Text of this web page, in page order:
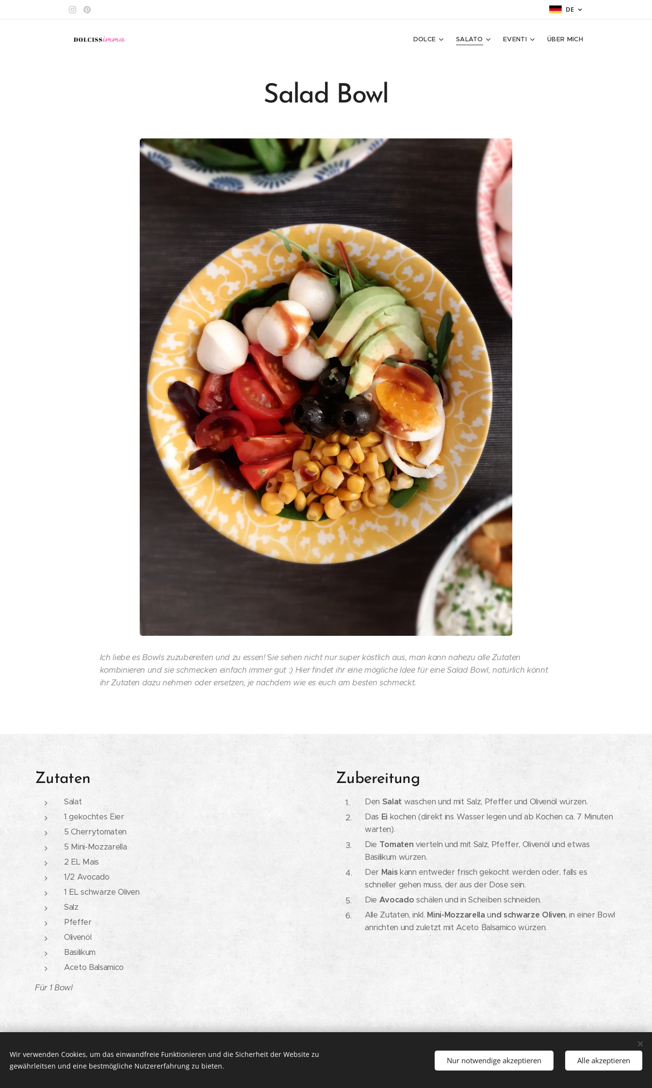
DE
DOLCE SALATO EVENTI ÜBER MICH
Salad Bowl
Ich liebe es Bowls zuzubereiten und zu essen! Sie sehen nicht nur super köstlich aus, man kann nahezu alle Zutaten
kombinieren und sie schmecken einfach immer gut :) Hier findet ihr eine mögliche Idee für eine Salad Bowl, natürlich könnt
ihr Zutaten dazu nehmen oder ersetzen, je nachdem wie es euch am besten schmeckt.
Zutaten
Salat
1 gekochtes Eier
5 Cherrytomaten
5 Mini-Mozzarella
2 EL Mais
1/2 Avocado
1 EL schwarze Oliven
Salz
Pfeffer
Olivenöl
Basilikum
Aceto Balsamico
Für 1 Bowl
Zubereitung
Den Salat waschen und mit Salz, Pfeffer und Olivenöl würzen.
Das Eikochen (direkt ins Wasser legen und ab Kochen ca. 7 Minuten
warten).
Die Tomaten vierteln und mit Salz, Pfeffer, Olivenöl und etwas
Basilikum würzen.
DerMaiskann entweder frisch gekocht werden oder, falls es
schneller gehen muss, der aus der Dose sein.
Die Avocado schälen und in Scheiben schneiden.
Alle Zutaten, inkl. Mini-Mozzarellaund schwarze Oliven, in einer Bowl
anrichten und zuletzt mit Aceto Balsamico würzen.
© 2026 DOLCISSIMMA | Alle Rechte vorbehalten.
IMPRESSUM
Cookies
Sprachen
Deutsch
Italiano
Wir verwenden Cookies, um das einwandfreie Funktionieren und die Sicherheit der Website zu
gewährleitsen und eine bestmögliche Nutzererfahrung zu bieten.
Nur notwendige akzeptieren Alle akzeptieren